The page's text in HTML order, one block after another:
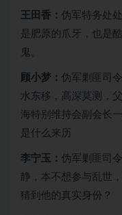
王田香： 伪军特务处
是肥原的爪牙，也是
鬼。
顾小梦： 伪军剿匪司
水东移，高深莫测，
海特别维持会副会长
是什么来历
李宁玉： 伪军剿匪司
静，本不想参与乱世
猜到他的真实身份？